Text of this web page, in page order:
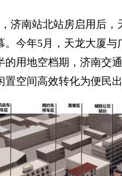
南站北站房启用后，
今年5月，天龙大厦
用地空档期，济南交
空间高效转化为便民